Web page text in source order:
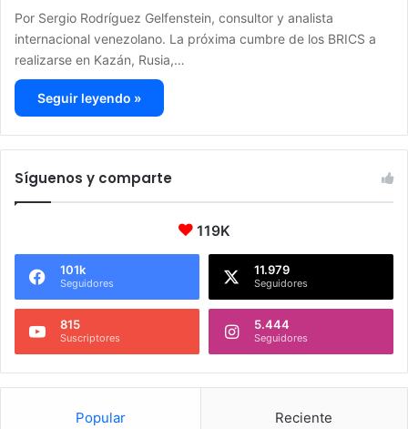
Por Sergio Rodríguez Gelfenstein, consultor y analista
internacional venezolano. La próxima cumbre de los BRICS a
realizarse en Kazán, Rusia,…
Seguir leyendo »
Síguenos y comparte
119K
101k
Seguidores
11.979
Seguidores
815
Suscriptores
5.444
Seguidores
Popular Reciente